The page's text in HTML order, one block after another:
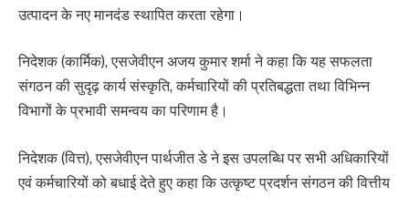
उत्पादन के नए मानदंड स्थापित करता रहेगा।
निदेशक (कार्मिक), एसजेवीएन अजय कुमार शर्मा ने कहा कि यह सफलता
संगठन की सुदृढ़ कार्य संस्कृति, कर्मचारियों की प्रतिबद्धता तथा विभिन्न
विभागों के प्रभावी समन्वय का परिणाम है।
निदेशक (वित्त), एसजेवीएन पार्थजीत डे ने इस उपलब्धि पर सभी अधिकारियों
एवं कर्मचारियों को बधाई देते हुए कहा कि उत्कृष्ट प्रदर्शन संगठन की वित्तीय